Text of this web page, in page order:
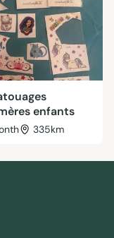
enfants
335km